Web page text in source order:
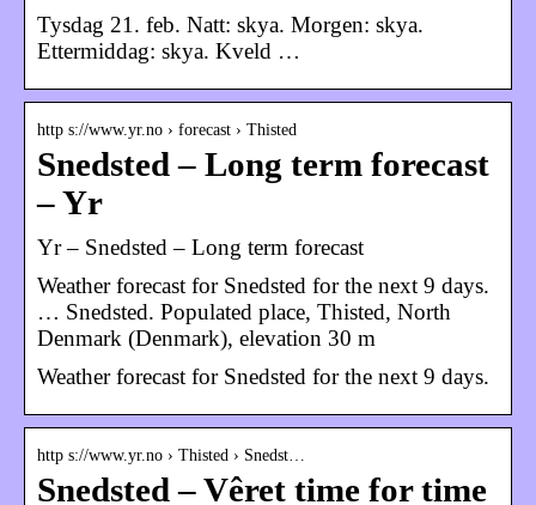
Tysdag 21. feb. Natt: skya. Morgen: skya.
Ettermiddag: skya. Kveld …
http s://www.yr.no › forecast › Thisted
Snedsted – Long term forecast
– Yr
Yr – Snedsted – Long term forecast
Weather forecast for Snedsted for the next 9 days.
… Snedsted. Populated place, Thisted, North
Denmark (Denmark), elevation 30 m
Weather forecast for Snedsted for the next 9 days.
http s://www.yr.no › Thisted › Snedst…
Snedsted – Vêret time for time